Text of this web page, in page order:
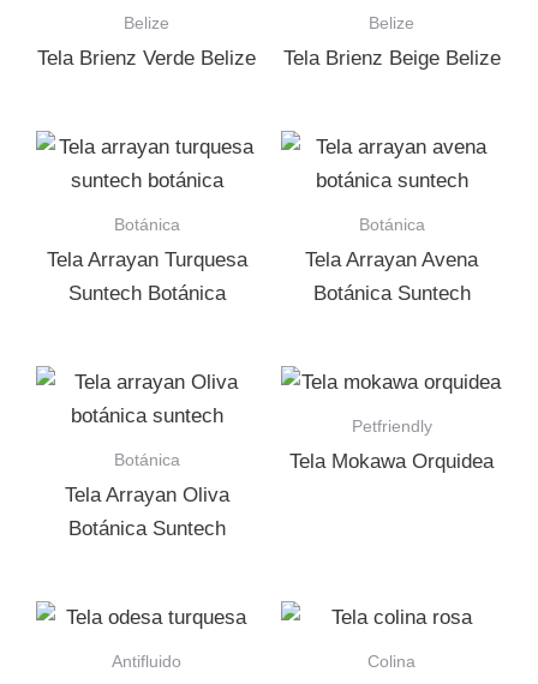
Belize
Tela Brienz Verde Belize
Belize
Tela Brienz Beige Belize
Botánica
Tela Arrayan Turquesa
Suntech Botánica
Botánica
Tela Arrayan Avena
Botánica Suntech
Botánica
Tela Arrayan Oliva
Botánica Suntech
Petfriendly
Tela Mokawa Orquidea
Antifluido Colina